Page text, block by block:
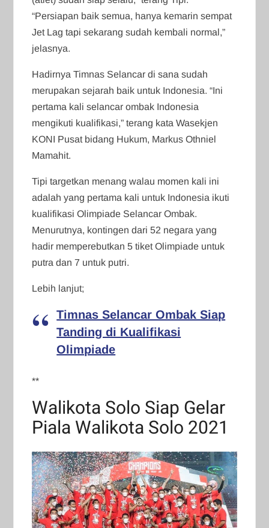
“Persiapan baik semua, hanya kemarin sempat
Jet Lag tapi sekarang sudah kembali normal,”
jelasnya.
Hadirnya Timnas Selancar di sana sudah
merupakan sejarah baik untuk Indonesia. “Ini
pertama kali selancar ombak Indonesia
mengikuti kualifikasi,” terang kata Wasekjen
KONI Pusat bidang Hukum, Markus Othniel
Mamahit.
Tipi targetkan menang walau momen kali ini
adalah yang pertama kali untuk Indonesia ikuti
kualifikasi Olimpiade Selancar Ombak.
Menurutnya, kontingen dari 52 negara yang
hadir memperebutkan 5 tiket Olimpiade untuk
putra dan 7 untuk putri.
Lebih lanjut;
Timnas Selancar Ombak Siap
Tanding di Kualifikasi
Olimpiade
**
Walikota Solo Siap Gelar
Piala Walikota Solo 2021